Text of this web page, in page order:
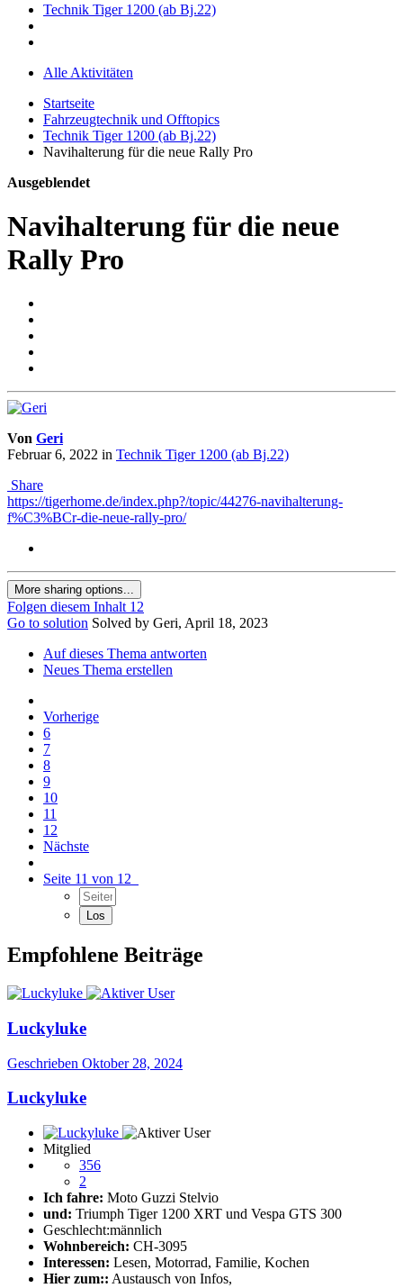
Technik Tiger 1200 (ab Bj.22)
Alle Aktivitäten
Startseite
Fahrzeugtechnik und Offtopics
Technik Tiger 1200 (ab Bj.22)
Navihalterung für die neue Rally Pro
Ausgeblendet
Navihalterung für die neue
Rally Pro
Von Geri
Februar 6, 2022 in Technik Tiger 1200 (ab Bj.22)
Share
https://tigerhome.de/index.php?/topic/44276-navihalterung-
f%C3%BCr-die-neue-rally-pro/
More sharing options...
Folgen diesem Inhalt 12
Go to solution Solved by Geri, April 18, 2023
Auf dieses Thema antworten
Neues Thema erstellen
Vorherige
6
7
8
9
10
11
12
Nächste
Seite 11 von 12
Empfohlene Beiträge
Luckyluke
Geschrieben Oktober 28, 2024
Luckyluke
Mitglied
356
2
Ich fahre: Moto Guzzi Stelvio
und: Triumph Tiger 1200 XRT und Vespa GTS 300
Geschlecht:männlich
Wohnbereich: CH-3095
Interessen: Lesen, Motorrad, Familie, Kochen
Hier zum:: Austausch von Infos,